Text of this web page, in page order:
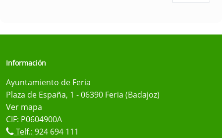
Información
Ayuntamiento de Feria
Plaza de España, 1 - 06390 Feria (Badajoz)
Ver mapa
CIF: P0604900A
Telf.: 924 694 111